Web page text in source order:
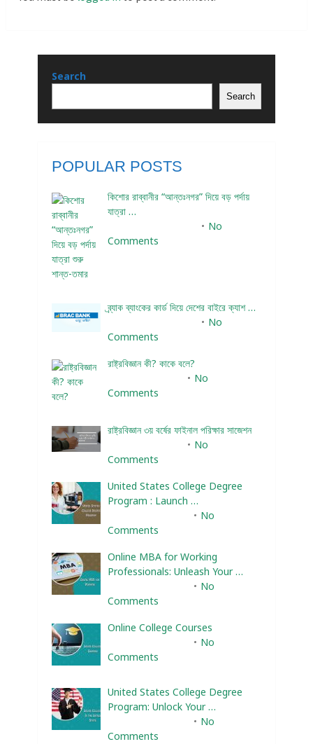
Search
Search
POPULAR POSTS
কিশোর রাব্বানীর “আন্তঃনগর” দিয়ে বড় পর্দায়
যাত্রা …
No
Comments
ব্র্যাক ব্যাংকের কার্ড দিয়ে দেশের বাইরে ক্যাশ …
No
Comments
রাষ্ট্রবিজ্ঞান কী? কাকে বলে?
No
Comments
রাষ্ট্রবিজ্ঞান ৩য় বর্ষের ফাইনাল পরিক্ষার সাজেশন
No
Comments
United States College Degree
Program : Launch …
No
Comments
Online MBA for Working
Professionals: Unleash Your …
No
Comments
Online College Courses
No
Comments
United States College Degree
Program: Unlock Your …
No
Comments